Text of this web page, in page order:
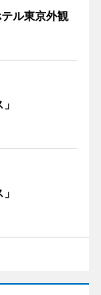
ル東京外観